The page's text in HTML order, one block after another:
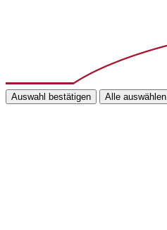
Auswahl bestätigen Alle auswählen